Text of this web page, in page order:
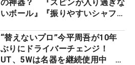
の神器？ 『スピンが入り過ぎな
いボール』『振りやすいシャフ
ー』 #女子プロセッティング
“替えないプロ”今平周吾が10年
ぶりにドライバーチェンジ！
UT、5Wは名器を継続使用中 #